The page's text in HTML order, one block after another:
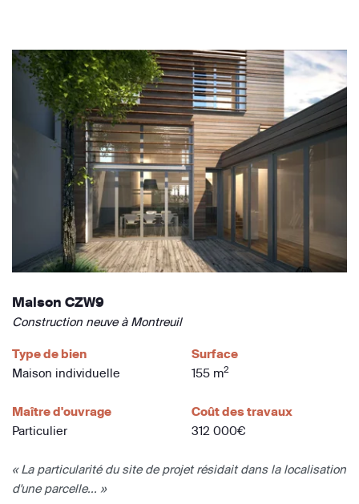
Maison CZW9
Construction neuve à Montreuil
Type de bien
Maison individuelle
Surface
155 m2
Maître d'ouvrage
Particulier
Coût des travaux
312 000€
« La particularité du site de projet résidait dans la localisation
d'une parcelle... »